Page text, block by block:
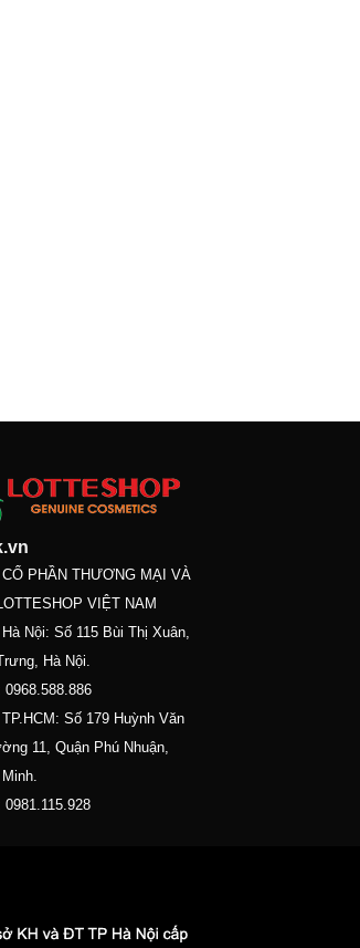
PHẦN THƯƠNG MẠI VÀ
VIỆT NAM
Nội: Số 115 Bùi Thị Xuân,
Hà Nội.
0968.588.886
Số 179 Huỳnh Văn
11, Quận Phú Nhuận,
0981.115.928